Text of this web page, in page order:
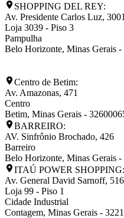
SHOPPING DEL REY:
Av. Presidente Carlos Luz, 3001
Loja 3039 - Piso 3
Pampulha
Belo Horizonte, Minas Gerais -
Centro de Betim:
Av. Amazonas, 471
Centro
Betim, Minas Gerais -
BARREIRO:
AV. Sinfrônio Brochado, 426
Barreiro
Belo Horizonte, Minas Gerais -
ITAÚ POWER SHOPPING:
Av. General David Sarnoff,
Loja 99 - Piso 1
Cidade Industrial
Contagem, Minas Gerais -